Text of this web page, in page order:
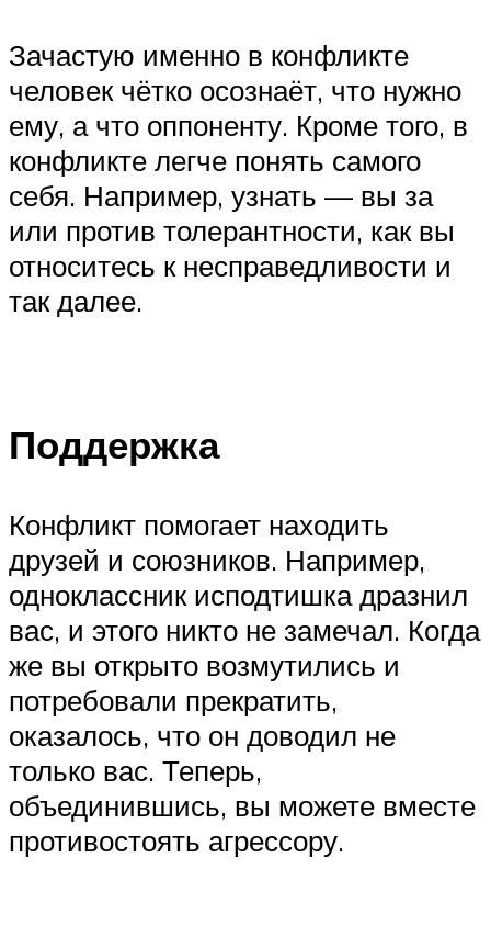
Зачастую именно в конфликте
человек чётко осознаёт, что нужно
ему, а что оппоненту. Кроме того, в
конфликте легче понять самого
себя. Например, узнать — вы за
или против толерантности, как вы
относитесь к несправедливости и
так далее.
Поддержка
Конфликт помогает находить
друзей и союзников. Например,
одноклассник исподтишка дразнил
вас, и этого никто не замечал. Когда
же вы открыто возмутились и
потребовали прекратить,
оказалось, что он доводил не
только вас. Теперь,
объединившись, вы можете вместе
противостоять агрессору.